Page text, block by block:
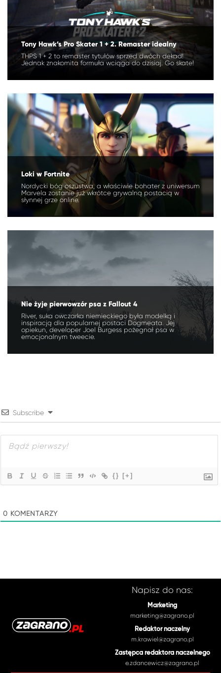
Tony Hawk’s Pro Skater 1 + 2. Remaster idealny
THPS 1 + 2 to remaster tytułów sprzed dwóch dekad!
Jednak znakomita formuła wciąga do dzisiaj. Go skate!
Loki w Fortnite
Nordycki bóg oszustwa, a właściwie bohater z uniwersum
Marvela zostanie już wkrótce grywalną postacią w
słynnej grze online.
Nie żyje pierwowzór psa z Fallout 4
River, suka owczarka niemieckiego była modelką i
inspiracją dla popularnej postaci Dogmeata. Jej
opiekun, developer Joel Burgess pożegnał psa w
emocjonalnym tweecie.
Subscribe
{} [+]
0 KOMENTARZY
Napisz do nas:
Marketing
marketing@zagrano.pl
Redaktor naczelny
m.krawiel@zagrano.pl
Zastępca redaktora naczelnego
e.zdancewicz@zagrano.pl